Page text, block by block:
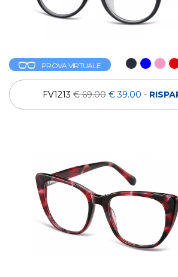
PROVA VIRTUALE
FV1213 € 69.00 € 39.00 -